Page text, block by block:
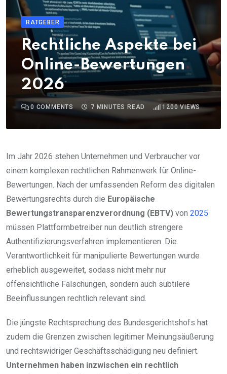
RATGEBER
Rechtliche Aspekte bei
Online-Bewertungen
2026
0 COMMENTS 7 MINUTES READ 1200VIEWS
Im Jahr 2026 stehen Unternehmen und Verbraucher vor
einem komplexen rechtlichen Rahmenwerk für Online-
Bewertungen. Nach der umfassenden Reform des digitalen
Bewertungsrechts durch die Europäische
Bewertungstransparenzverordnung (EBTV) von 2025
müssen Plattformbetreiber nun deutlich strengere
Authentifizierungsverfahren implementieren. Die
Verantwortlichkeit für manipulierte Bewertungen wurde
erheblich ausgeweitet, sodass nicht mehr nur
offensichtliche Fälschungen, sondern auch subtilere
Beeinflussungen rechtlich relevant sind.
Die jüngste Rechtsprechung des Bundesgerichtshofs hat
zudem die Grenzen zwischen legitimer Meinungsäußerung
und rechtswidriger Geschäftsschädigung neu definiert.
Unternehmen haben inzwischen ein rechtlich